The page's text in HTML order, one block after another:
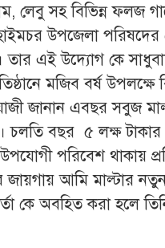
লেবু সহ বিভিন্ন ফলজ
উপজেলা পরিষদের
তার এই উদ্যোগ কে
মজিব বর্ষ
জানান এবছর সবুজ
বছর ৫ লক্ষ টাকার
পরিবেশ থাকায়
আমি মাল্টার
কে অবহিত করা হলে